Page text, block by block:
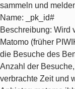
sammeln und
Name: _pk_id#
Beschreibung: Wird
Matomo (früher
die Besuche des
Anzahl der
verbrachte Zeit und